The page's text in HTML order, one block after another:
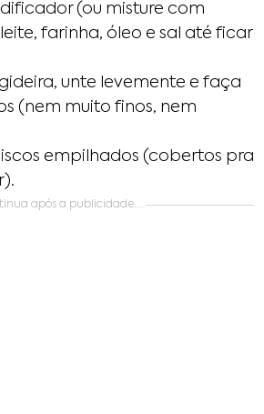
(ou misture com
farinha, óleo e sal até ficar
unte levemente e faça
(nem muito finos, nem
empilhados (cobertos pra
após a publicidade….